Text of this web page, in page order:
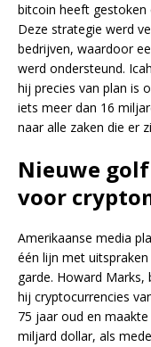
bitcoin heeft gestoken
Deze strategie werd
bedrijven, waardoor
werd ondersteund.
hij precies van plan is
iets meer dan 16
naar alle zaken die er
Nieuwe
voor
Amerikaanse media
één lijn met
garde. Howard
hij cryptocurrencies
75 jaar oud en
miljard dollar, als